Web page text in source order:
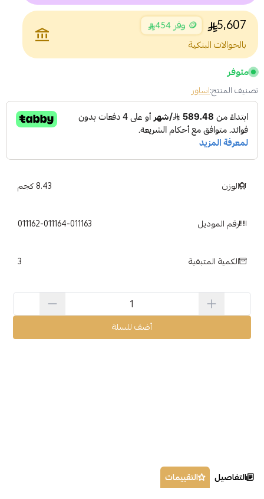
5,607 🪙 وفر 454
بالحوالات البنكية
account_balance
متوفر
تصنيف المنتج:اساور
الوزن 8.43 كجم
رقم الموديل 011162-011164-011163
الكمية المتبقية 3
أضف للسلة
التفاصيل التقييمات